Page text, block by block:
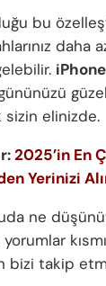
bu
daha
sizin elinizde.
2025’in En
Yerinizi
ne
bizi takip